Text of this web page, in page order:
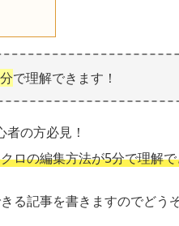
で理解できます！
者の方必見！
ロの編集方法が5分で理解
る記事を書きますのでどう